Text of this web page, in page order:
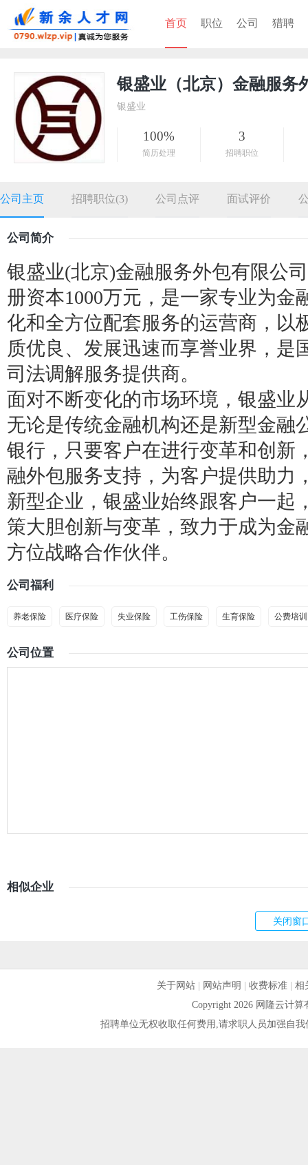
首页 职位 公司 猎聘
银盛业（北京）金融服务
银盛业
100%
简历处理
3
招聘职位
公司主页 招聘职位(3) 公司点评 面试评价
公司简介
银盛业(北京)金融服务外包有限公
册资本1000万元，是一家专业为金
化和全方位配套服务的运营商，以
质优良、发展迅速而享誉业界，是
司法调解服务提供商。
面对不断变化的市场环境，银盛业
无论是传统金融机构还是新型金融
银行，只要客户在进行变革和创新
融外包服务支持，为客户提供助力
新型企业，银盛业始终跟客户一起
策大胆创新与变革，致力于成为金
方位战略合作伙伴。
公司福利
养老保险 医疗保险 失业保险 工伤保险 生育保险 公费培训
公司位置
相似企业
关于网站| 网站声明 收费标准| 相
Copyright 2026 网隆云计
招聘单位无权收取任何费用,请求职人员加强自